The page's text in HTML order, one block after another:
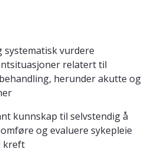
systematisk vurdere
relatert til
herunder akutte og
kunnskap til selvstendig å
og evaluere sykepleie
kreft